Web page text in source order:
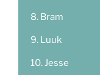
Bram
Luuk
Jesse